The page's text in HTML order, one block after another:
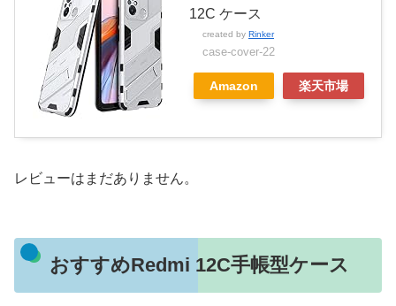
12C ケース
created by Rinker
case-cover-22
Amazon 楽天市場
レビューはまだありません。
おすすめRedmi 12C手帳型ケース